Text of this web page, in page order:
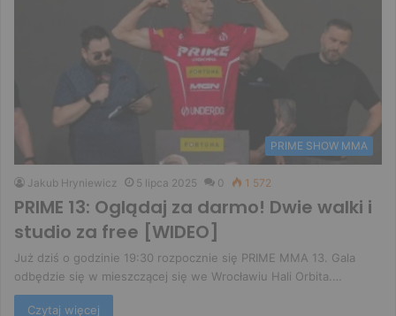
PRIME SHOW MMA
Jakub Hryniewicz 5 lipca 2025 0 1 572
PRIME 13: Oglądaj za darmo! Dwie walki i
studio za free [WIDEO]
Już dziś o godzinie 19:30 rozpocznie się PRIME MMA 13. Gala
odbędzie się w mieszczącej się we Wrocławiu Hali Orbita.…
Czytaj więcej